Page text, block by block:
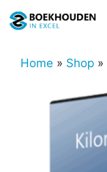
naar
inhoudHome » Shop »